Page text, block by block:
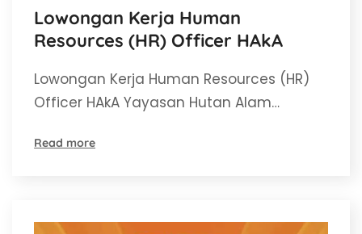
Lowongan Kerja Human
Resources (HR) Officer HAkA
Lowongan Kerja Human Resources (HR)
Officer HAkA Yayasan Hutan Alam…
Read more